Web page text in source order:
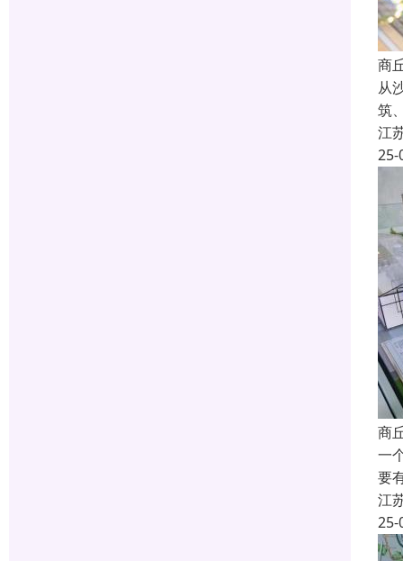
商
从
筑
江
25-
商
一
要
江
25-